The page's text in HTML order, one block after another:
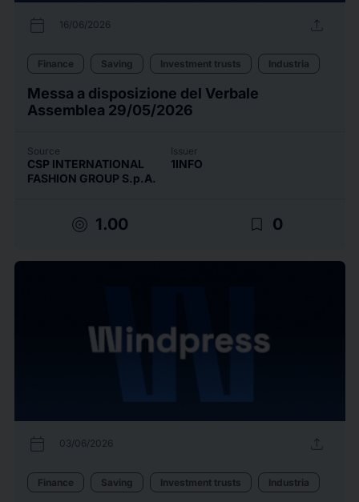
calendar_today 16/06/2026 upload
Finance Saving Investment trusts Industria
Messa a disposizione del Verbale
Assemblea 29/05/2026
Source
CSP INTERNATIONAL
FASHION GROUP S.p.A.
Issuer
1INFO
target 1.00 bookmark_border 0
calendar_today 03/06/2026 upload
Finance Saving Investment trusts Industria